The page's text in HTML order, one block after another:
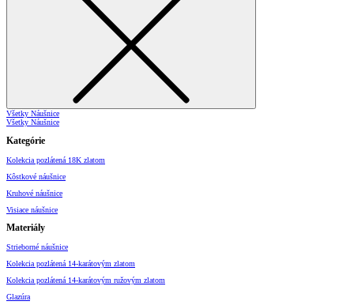
Všetky Náušnice
Všetky Náušnice
Kategórie
Kolekcia pozlátená 18K zlatom
Kôstkové náušnice
Kruhové náušnice
Visiace náušnice
Materiály
Strieborné náušnice
Kolekcia pozlátená 14-karátovým zlatom
Kolekcia pozlátená 14-karátovým ružovým zlatom
Glazúra